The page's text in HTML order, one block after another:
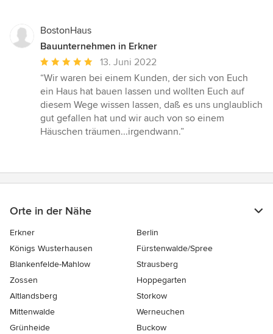
BostonHaus
Bauunternehmen in Erkner
Durchschnittliche
Bewertung:
5
von
5
Sternen
13. Juni 2022
“Wir waren bei einem Kunden, der sich von Euch
ein Haus hat bauen lassen und wollten Euch auf
diesem Wege wissen lassen, daß es uns unglaublich
gut gefallen hat und wir auch von so einem
Häuschen träumen...irgendwann.”
Orte in der Nähe
Erkner
Berlin
Königs Wusterhausen
Fürstenwalde/Spree
Blankenfelde-Mahlow
Strausberg
Zossen
Hoppegarten
Altlandsberg
Storkow
Mittenwalde
Werneuchen
Grünheide
Buckow